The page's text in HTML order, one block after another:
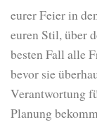
eurer Feier in
euren Stil, über
besten Fall alle
bevor sie
Verantwortung
Planung